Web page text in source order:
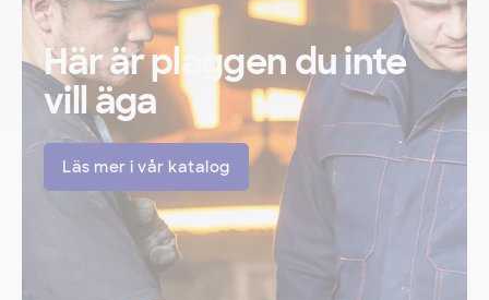
Här är plaggen du inte
vill äga
Läs mer i vår katalog